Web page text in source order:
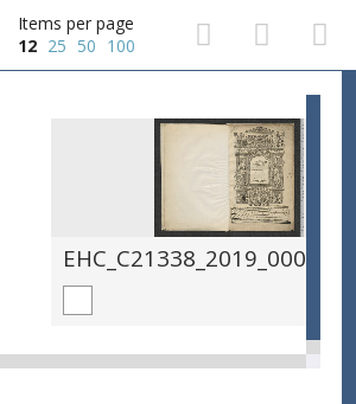
Items per page
12 25 50 100
EHC_C21338_2019_0003.tif